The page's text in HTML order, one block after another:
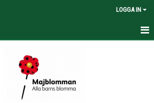
LOGGA IN